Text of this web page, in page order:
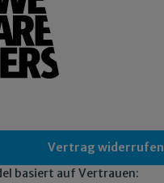
Vertrag widerrufen
basiert auf Vertrauen: